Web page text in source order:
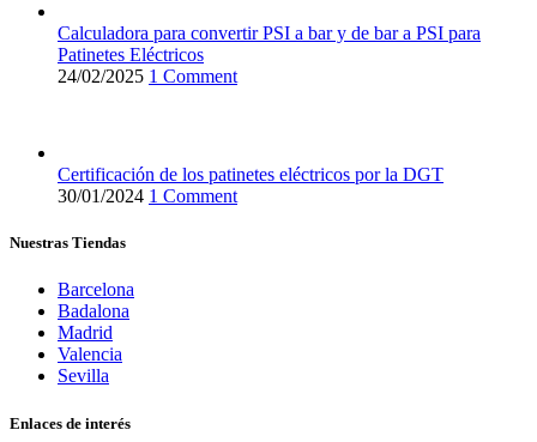
Calculadora para convertir PSI a bar y de bar a PSI para
Patinetes Eléctricos
24/02/2025 1 Comment
Certificación de los patinetes eléctricos por la DGT
30/01/2024 1 Comment
Nuestras Tiendas
Barcelona
Badalona
Madrid
Valencia
Sevilla
Enlaces de interés